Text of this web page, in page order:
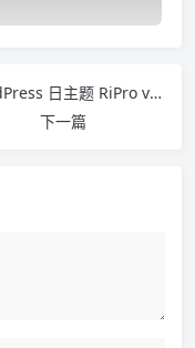
WordPress 日主题 RiPro v4.0 完美破解版 无需安装SG11
下一篇